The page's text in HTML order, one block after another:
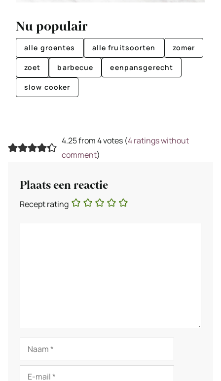
Nu populair
alle groentes alle fruitsoorten zomer
zoet barbecue eenpansgerecht
slow cooker
4.25 from 4 votes (4 ratings without
comment)
Plaats een reactie
Recept rating
Naam